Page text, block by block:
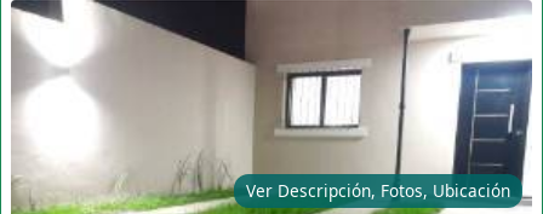
Ver Descripción, Fotos, Ubicación